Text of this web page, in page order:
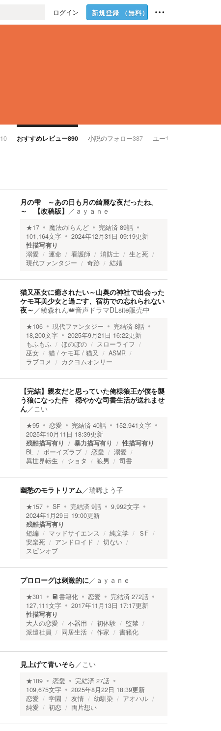
ログイン 新規登録 （無料）
10 おすすめレビュー890 小説のフォロー387 ユーザーのフォロー
月の雫 ～あの日も月の綺麗な夜だったね。
～ 【改稿版】 ／ ａｙａｎｅ
★17 魔法のiらんど 完結済 89話
101,164文字 2024年12月31日 09:19更新
性描写有り
溺愛
運命 看護師 消防士
生と死
現代ファンタジー
奇跡 結婚
猫又巫女に癒されたい～山奥の神社で出会った
ケモ耳美少女と過ごす、宿坊での忘れられない
夜～ ／綾森れん👑音声ドラマDLsite販売中
★106 現代ファンタジー 完結済 8話
18,200文字 2025年9月21日 16:22更新
もふもふ
ほのぼの
スローライフ
巫女
猫 / ケモ耳 / 猫又
ASMR
ラブコメ
カクヨムオンリー
【完結】親友だと思っていた俺様狼王が僕を襲
う狼になった件 穏やかな司書生活が送れませ
ん／ こい
★95 恋愛 完結済 40話 152,941文字
2025年10月11日 18:39更新
残酷描写有り
暴力描写有り
性描写有り
BL
ボーイズラブ 恋愛
溺愛
異世界転生
ショタ 狼男 司書
幽愁のモラトリアム／瑞唏よう子
★157 SF 完結済 9話 9,992文字
2024年1月29日 19:00更新
残酷描写有り
短編
マッドサイエンス 純文学
ＳF
安楽死
アンドロイド
切ない
スピンオブ
プロローグは刺激的に／ ａｙａｎｅ
★301 書籍化 恋愛 完結済 272話
127,111文字 2017年11月13日 17:17更新
性描写有り
大人の恋愛
不器用 初体験
監禁
派遣社員
同居生活 作家 書籍化
見上げて青いそら／ こい
★109 恋愛 完結済 27話
109,675文字 2025年8月22日 18:39更新
恋愛
学園 友情 幼馴染
アオハル
純愛
初恋 両片想い